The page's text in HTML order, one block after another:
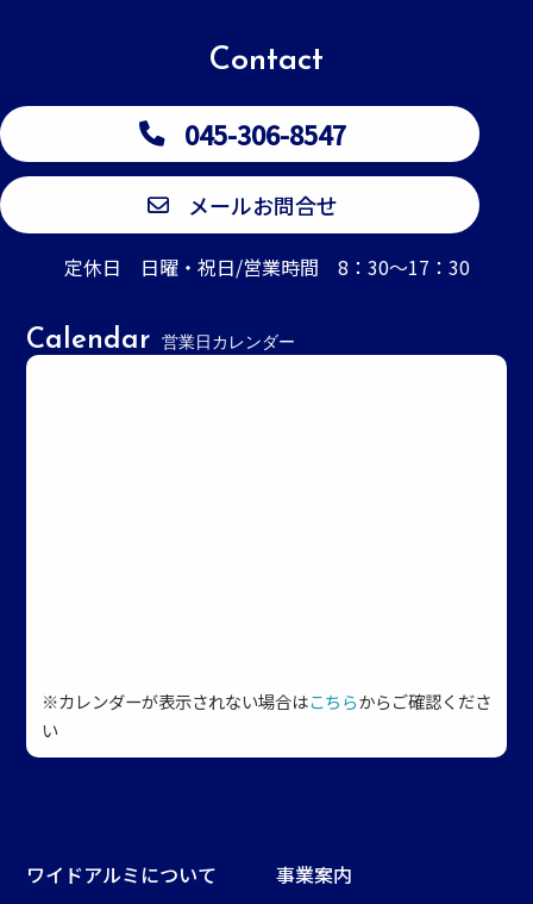
Contact
045-306-8547
メールお問合せ
定休日 日曜・祝日/営業時間 8：30～17：30
Calendar 営業日カレンダー
※カレンダーが表示されない場合はこちらからご確認くださ
い
ワイドアルミについて 事業案内